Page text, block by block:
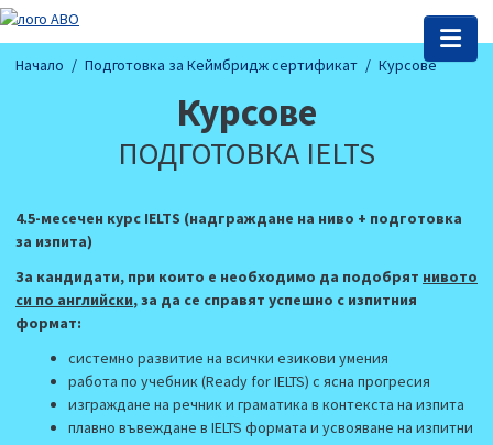
Начало Подготовка за Кеймбридж сертификат Курсове
Курсове
ПОДГОТОВКА IELTS
4.5-месечен курс IELTS (надграждане на ниво + подготовка
за изпита)
За кандидати, при които е необходимо да подобрят нивото
си по английски, за да се справят успешно с изпитния
формат:
системно развитие на всички езикови умения
работа по учебник (Ready for IELTS) с ясна прогресия
изграждане на речник и граматика в контекста на изпита
плавно въвеждане в IELTS формата и усвояване на изпитни